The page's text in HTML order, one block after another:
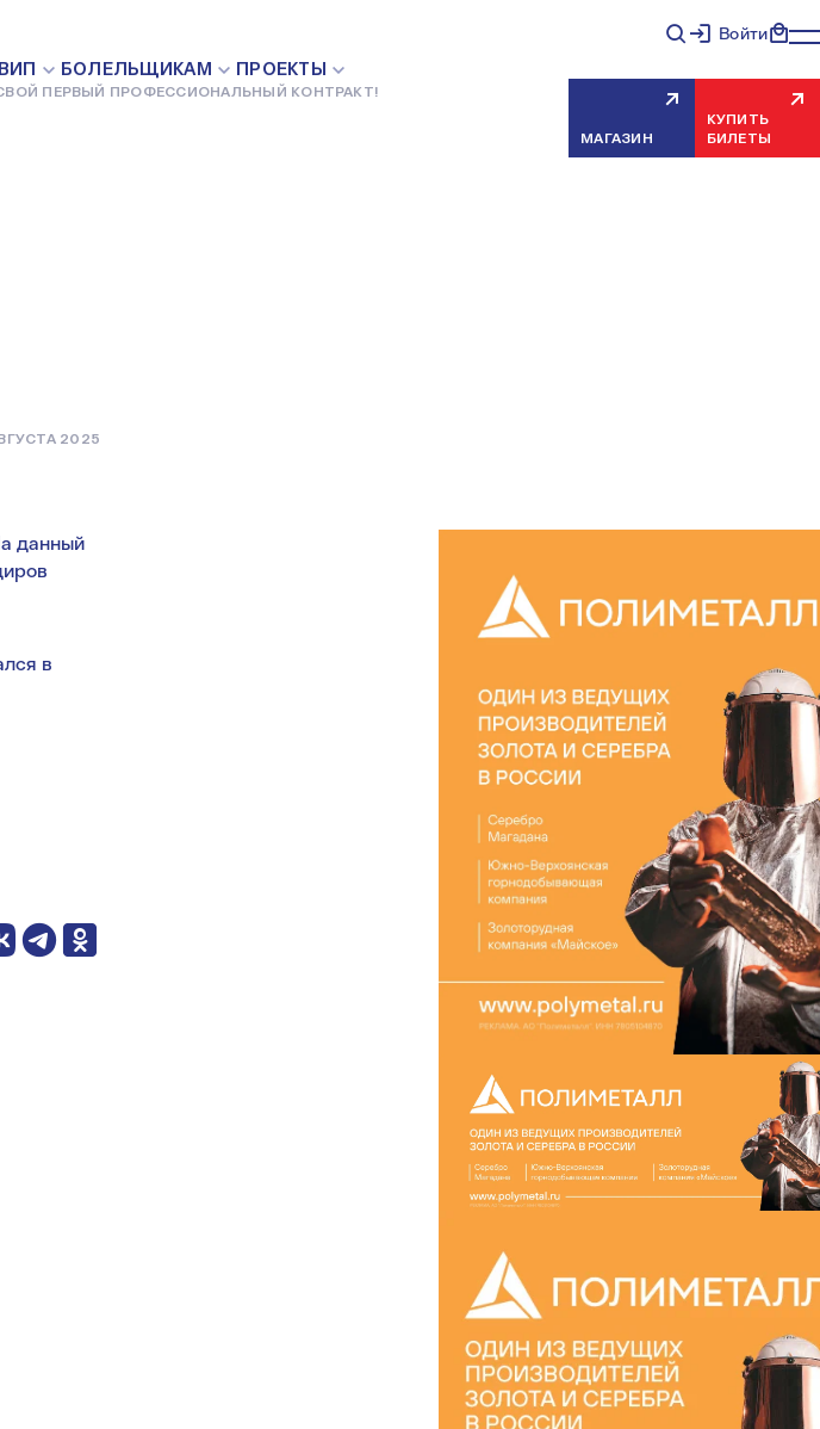
ВИП БОЛЕЛЬЩИКАМ ПРОЕКТЫ
ПЕРВЫЙ ПРОФЕССИОНАЛЬНЫЙ КОНТРАКТ!
Войти
МАГАЗИН
КУПИТЬ
БИЛЕТЫ
2025
данный
в